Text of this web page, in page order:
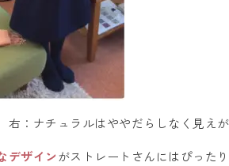
：ナチュラルはややだらしなく見え
デザイン がストレートさんにはぴったり